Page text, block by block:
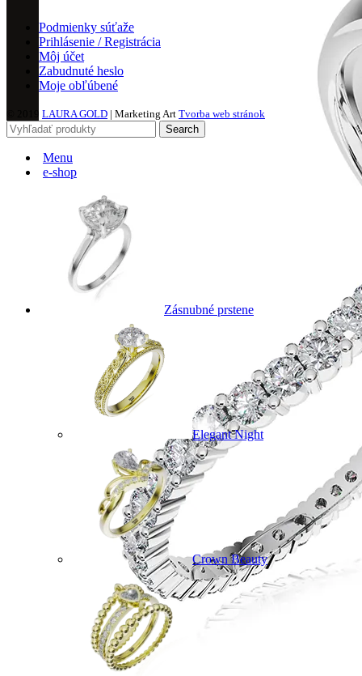
Podmienky súťaže
Prihlásenie / Registrácia
Môj účet
Zabudnuté heslo
Moje obľúbené
LAURA GOLD | Marketing Art Tvorba web stránok
Search
Menu
e-shop
Zásnubné prstene
Elegant Night
Crown Beauty